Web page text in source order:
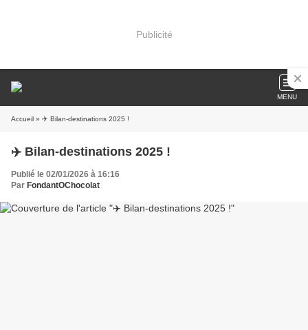
Publicité
MENU
Accueil » ✈️ Bilan-destinations 2025 !
✈️ Bilan-destinations 2025 !
Publié le 02/01/2026 à 16:16
Par FondantOChocolat